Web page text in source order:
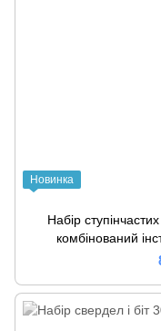
Новинка
Набір
комбінований